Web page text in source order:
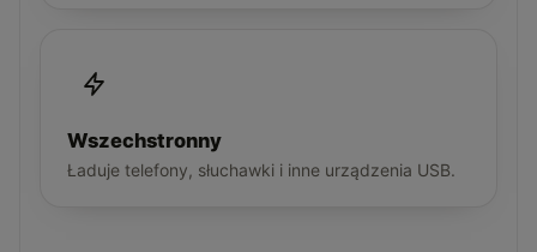
Wszechstronny
Ładuje telefony, słuchawki i inne urządzenia USB.